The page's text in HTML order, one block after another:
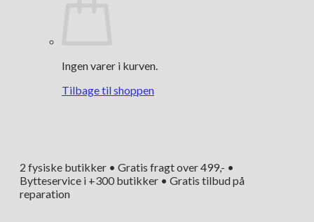
Ingen varer i kurven.
Tilbage til shoppen
2 fysiske butikker • Gratis fragt over 499,- •
Bytteservice i +300 butikker • Gratis tilbud på
reparation